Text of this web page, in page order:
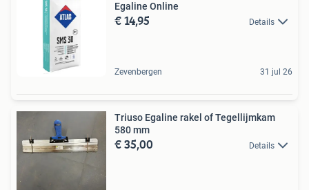
Egaline Online
€ 14,95 Details
Zevenbergen 31 jul 26
Triuso Egaline rakel of Tegellijmkam
580 mm
€ 35,00 Details